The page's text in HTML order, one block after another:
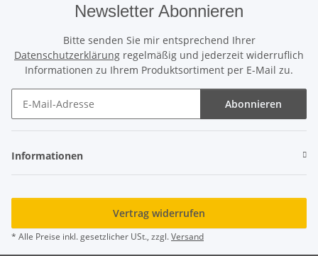
Newsletter Abonnieren
Bitte senden Sie mir entsprechend Ihrer
Datenschutzerklärung regelmäßig und jederzeit widerruflich
Informationen zu Ihrem Produktsortiment per E-Mail zu.
Abonnieren
Informationen
Vertrag widerrufen
* Alle Preise inkl. gesetzlicher USt., zzgl.Versand